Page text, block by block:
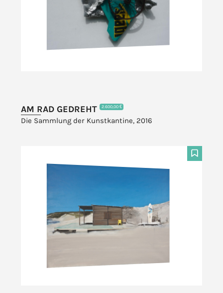
AM RAD GEDREHT 2.600,00 €
Die Sammlung der Kunstkantine, 2016
F